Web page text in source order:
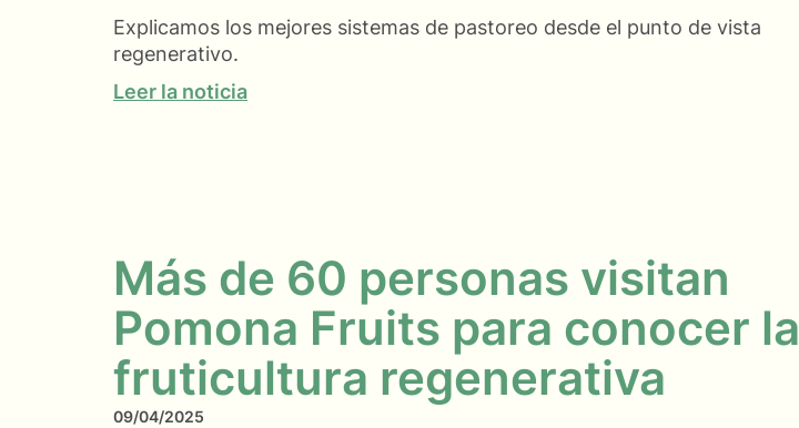
Explicamos los mejores sistemas de pastoreo desde el punto de vista
regenerativo.
Leer la noticia
Más de 60 personas visitan
Pomona Fruits para conocer la
fruticultura regenerativa
09/04/2025